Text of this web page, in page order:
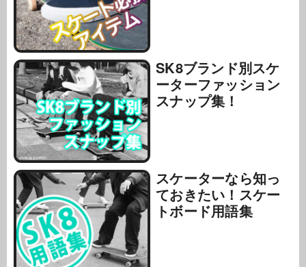
SK8ブランド別スケ
ーターファッション
スナップ集！
スケーターなら知っ
ておきたい！スケー
トボード用語集